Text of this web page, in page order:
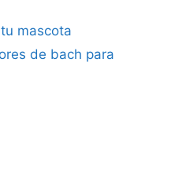
mascota
de bach para